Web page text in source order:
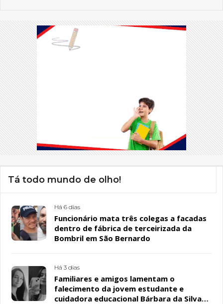
Tá todo mundo de olho!
Há 6 dias
Funcionário mata três colegas a facadas
dentro de fábrica de terceirizada da
Bombril em São Bernardo
Há 3 dias
Familiares e amigos lamentam o
falecimento da jovem estudante e
cuidadora educacional Bárbara da Silva